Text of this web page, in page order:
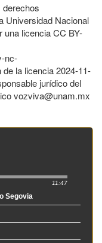
Universidad Nacional
una licencia CC BY-
nc-
la licencia 2024-11-
jurídico del
vozviva@unam.mx
11:47
Segovia